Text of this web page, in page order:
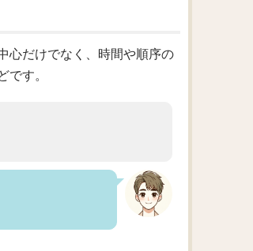
心だけでなく、時間や順序の
です。